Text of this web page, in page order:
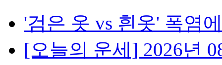
'검은 옷 vs 흰옷' 폭염
[오늘의 운세] 2026년